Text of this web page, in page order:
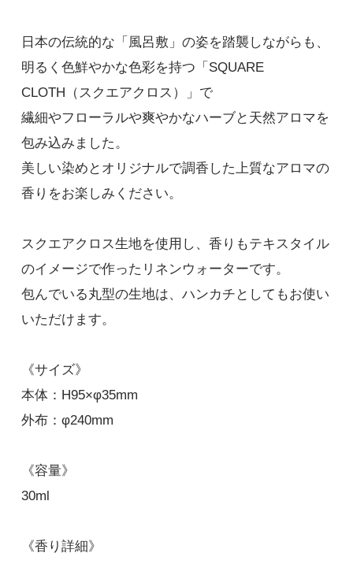
日本の伝統的な「風呂敷」の姿を踏襲しながらも、
明るく色鮮やかな色彩を持つ「SQUARE
CLOTH（スクエアクロス）」で
繊細やフローラルや爽やかなハーブと天然アロマを
包み込みました。
美しい染めとオリジナルで調香した上質なアロマの
香りをお楽しみください。
スクエアクロス生地を使用し、香りもテキスタイル
のイメージで作ったリネンウォーターです。
包んでいる丸型の生地は、ハンカチとしてもお使い
いただけます。
《サイズ》
本体：H95×φ35mm
外布：φ240mm
《容量》
30ml
《香り詳細》